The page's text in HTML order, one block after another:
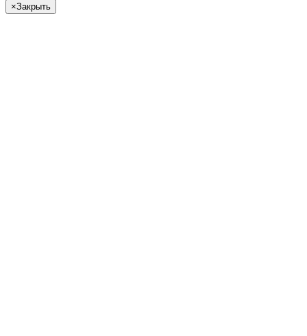
×Закрыть